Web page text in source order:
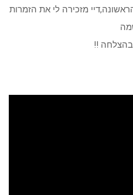
מזכירה לי את הזמרות
בהצלחה !!